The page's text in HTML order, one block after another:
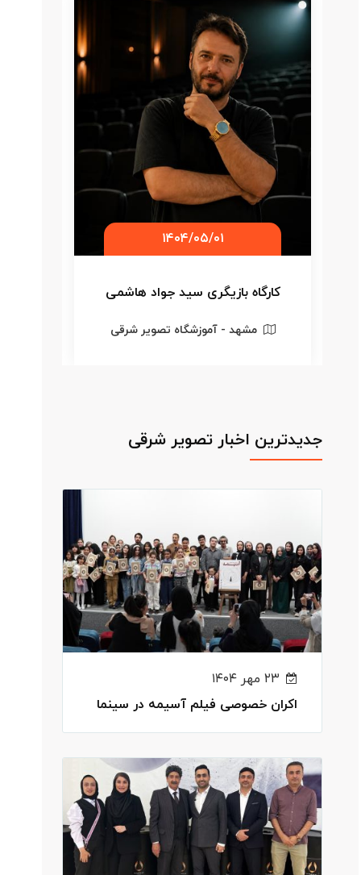
۱۴۰۴/۰۵/۰۱
کارگاه بازیگری سید جواد هاشمی
مشهد - آموزشگاه تصویر شرقی
جدیدترین اخبار تصویر شرقی
اکران خصوصی فیلم آسیمه در سینما